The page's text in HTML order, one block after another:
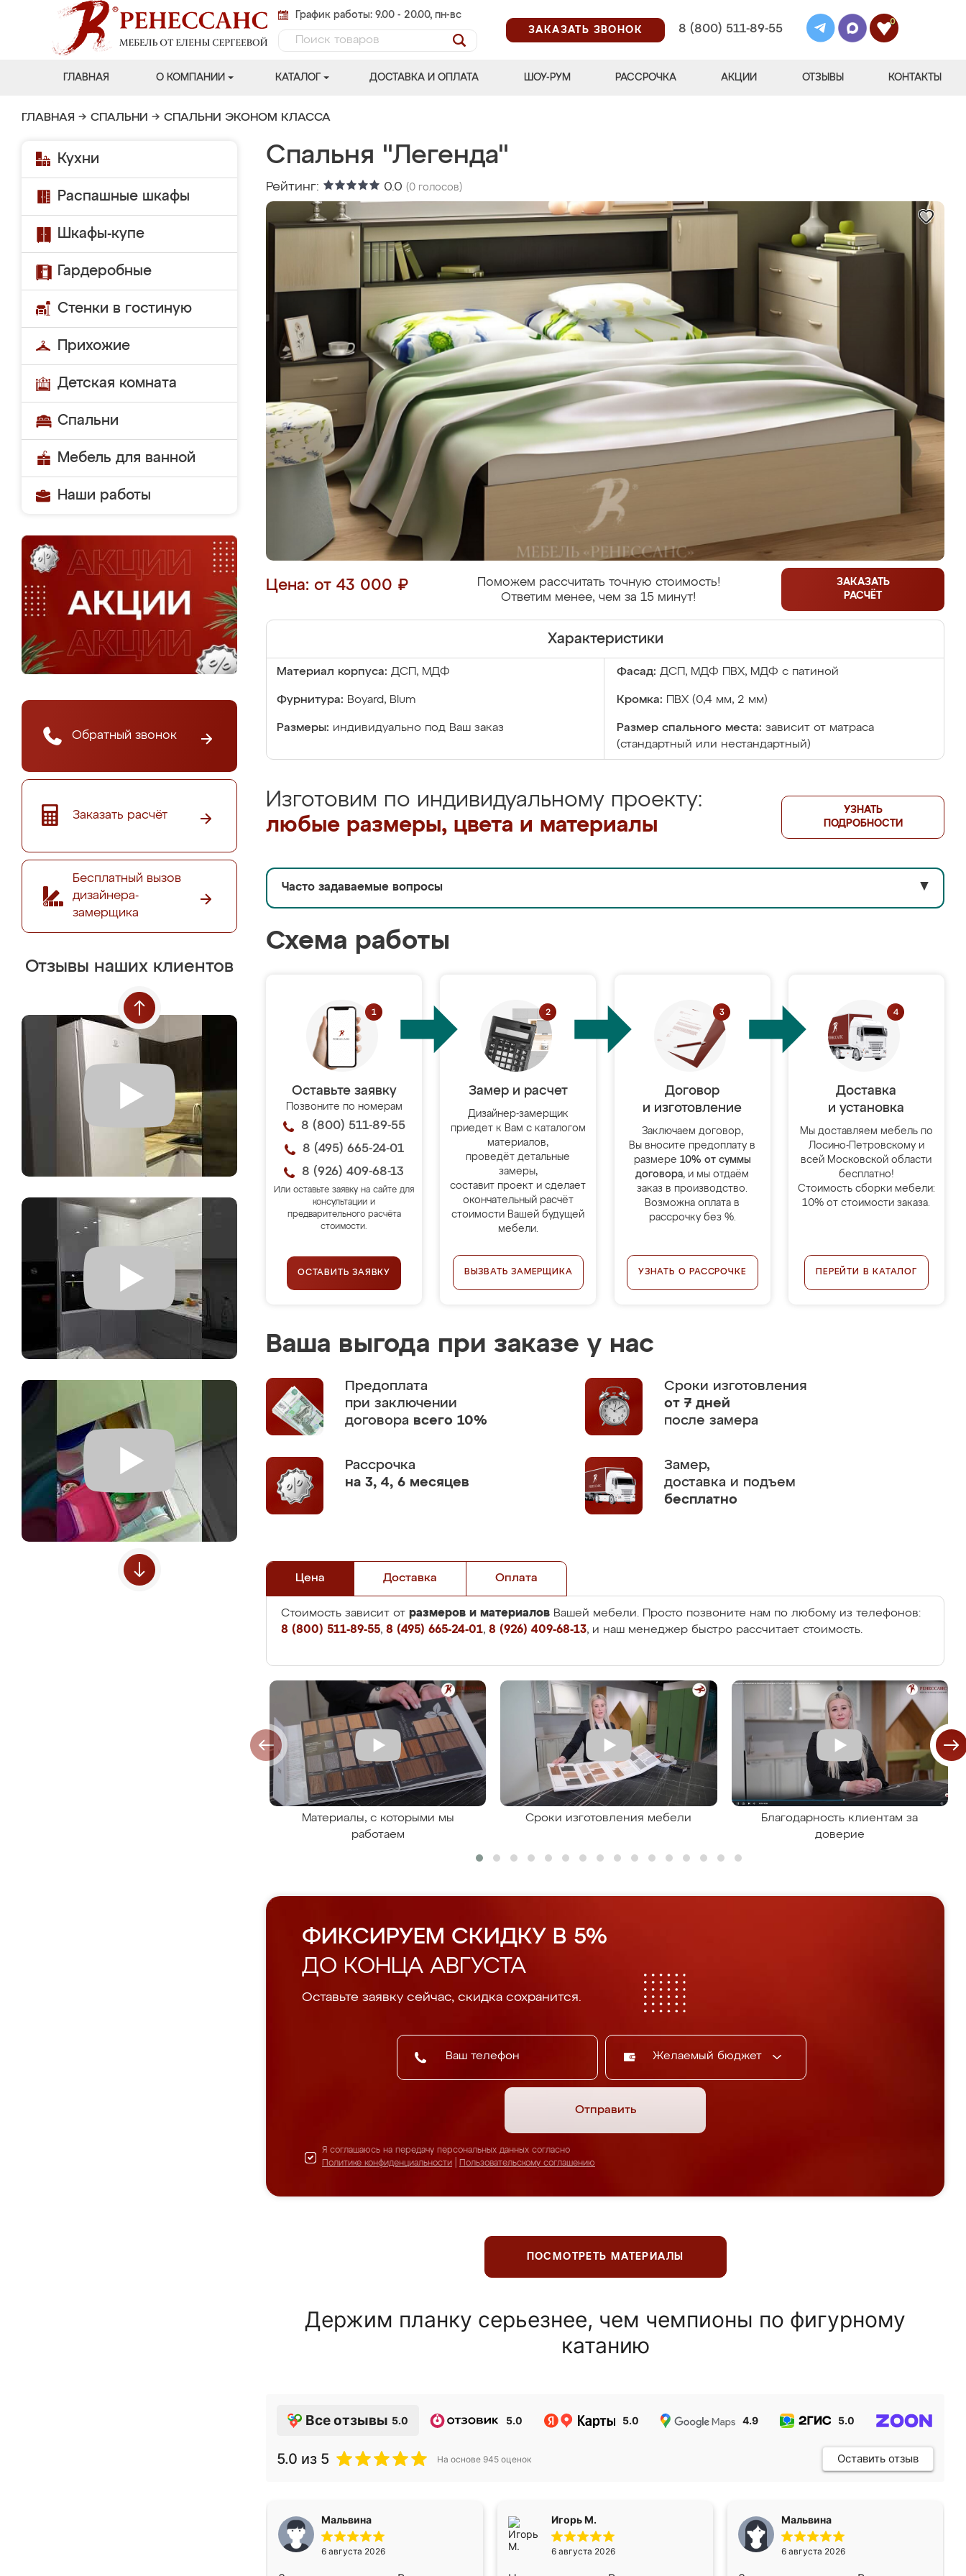
График работы: 9.00 - 20.00, пн-вс
ЗАКАЗАТЬ ЗВОНОК
8 (800) 511-89-55
0
ГЛАВНАЯ О КОМПАНИИ КАТАЛОГ ДОСТАВКА И ОПЛАТА ШОУ-РУМ РАССРОЧКА АКЦИИ ОТЗЫВЫ КОНТАКТЫ
ГЛАВНАЯ → СПАЛЬНИ → СПАЛЬНИ ЭКОНОМ КЛАССА
Кухни
Распашные шкафы
Шкафы-купе
Гардеробные
Стенки в гостиную
Прихожие
Детская комната
Спальни
Мебель для ванной
Наши работы
Обратный звонок
Заказать расчёт
Бесплатный вызов
дизайнера-
замерщика
Отзывы наших клиентов
Спальня "Легенда"
Рейтинг: 0.0 (0 голосов)
Цена: от 43 000 ₽
Поможем рассчитать точную стоимость!
Ответим менее, чем за 15 минут!
ЗАКАЗАТЬ
РАСЧЁТ
Характеристики
Материал корпуса: ДСП, МДФ Фасад: ДСП, МДФ ПВХ, МДФ с патиной
Фурнитура: Boyard, Blum Кромка: ПВХ (0,4 мм, 2 мм)
Размеры: индивидуально под Ваш заказ Размер спального места: зависит от матраса
(стандартный или нестандартный)
Изготовим по индивидуальному проекту:
любые размеры, цвета и материалы
УЗНАТЬ
ПОДРОБНОСТИ
Часто задаваемые вопросы ▼
Схема работы
Оставьте заявку
Позвоните по номерам
8 (800) 511-89-55
8 (495) 665-24-01
8 (926) 409-68-13
Или оставьте заявку на сайте для
консультации и
предварительного расчёта
стоимости.
ОСТАВИТЬ ЗАЯВКУ
Замер и расчет
Дизайнер-замерщик
приедет к Вам с каталогом
материалов,
проведёт детальные
замеры,
составит проект и сделает
окончательный расчёт
стоимости Вашей будущей
мебели.
ВЫЗВАТЬ ЗАМЕРЩИКА
Договор
и изготовление
Заключаем договор,
Вы вносите предоплату в
размере 10% от суммы
договора, и мы отдаём
заказ в производство.
Возможна оплата в
рассрочку без %.
УЗНАТЬ О РАССРОЧКЕ
Доставка
и установка
Мы доставляем мебель по
Лосино-Петровскому и
всей Московской области
бесплатно!
Стоимость сборки мебели:
10% от стоимости заказа.
ПЕРЕЙТИ В КАТАЛОГ
Ваша выгода при заказе у нас
Предоплата
при заключении
договора всего 10%
Сроки изготовления
от 7 дней
после замера
Рассрочка
на 3, 4, 6 месяцев
Замер,
доставка и подъем
бесплатно
Цена Доставка Оплата
Стоимость зависит от размеров и материалов Вашей мебели. Просто позвоните нам по любому из телефонов:
8 (800) 511-89-55, 8 (495) 665-24-01, 8 (926) 409-68-13, и наш менеджер быстро рассчитает стоимость.
Материалы, с которыми мы
работаем
Сроки изготовления мебели
Благодарность клиентам за
доверие
ФИКСИРУЕМ СКИДКУ В 5%
ДО КОНЦА АВГУСТА
Оставьте заявку сейчас, скидка сохранится.
Желаемый бюджет
Отправить
Я соглашаюсь на передачу персональных данных согласно
Политике конфиденциальности
Пользовательскому соглашению
ПОСМОТРЕТЬ МАТЕРИАЛЫ
Держим планку серьезнее, чем чемпионы по фигурному
катанию
Все отзывы 5.0 5.0 5.0 4.9 5.0
5.0 из 5 На основе 945 оценок Оставить отзыв
Мальвина
6 августа 2026
Игорь М.
6 августа 2026
Мальвина
6 августа 2026